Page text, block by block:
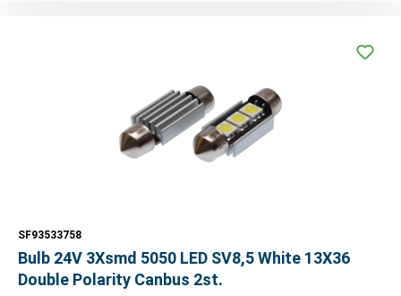
SF93533758
Bulb 24V 3Xsmd 5050 LED SV8,5 White 13X36
Double Polarity Canbus 2st.